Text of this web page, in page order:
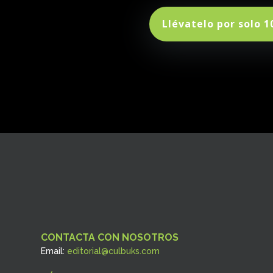
Llévatelo por solo
CONTACTA CON NOSOTROS
Email: editorial@culbuks.com